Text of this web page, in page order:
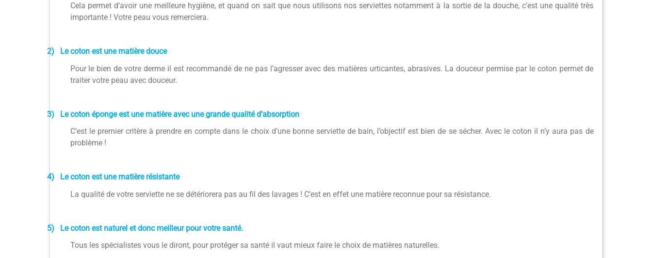
Cela permet d’avoir une meilleure hygiène, et quand on sait que nous utilisons nos serviettes notamment à la sortie de la douche, c’est une qualité très
importante ! Votre peau vous remerciera.
2)
Le coton est une matière douce
Pour le bien de votre derme il est recommandé de ne pas l’agresser avec des matières urticantes, abrasives. La douceur permise par le coton permet de
traiter votre peau avec douceur.
3)
Le coton éponge est une matière avec une grande qualité d’absorption
C’est le premier critère à prendre en compte dans le choix d’une bonne serviette de bain, l’objectif est bien de se sécher. Avec le coton il n’y aura pas de
problème !
4)
Le coton est une matière résistante
La qualité de votre serviette ne se détériorera pas au fil des lavages ! C’est en effet une matière reconnue pour sa résistance.
5)
Le coton est naturel et donc meilleur pour votre santé.
Tous les spécialistes vous le diront, pour protéger sa santé il vaut mieux faire le choix de matières naturelles.